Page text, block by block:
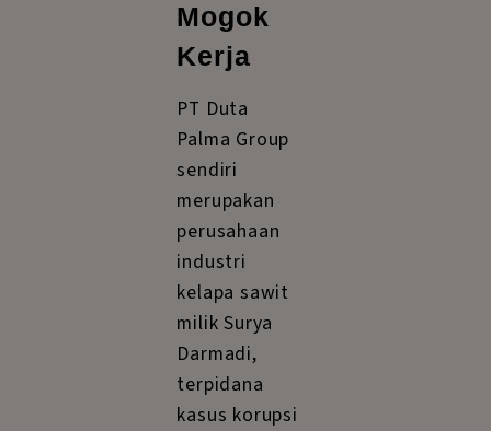
Mogok
Kerja
PT Duta
Palma Group
sendiri
merupakan
perusahaan
industri
kelapa sawit
milik Surya
Darmadi,
terpidana
kasus korupsi